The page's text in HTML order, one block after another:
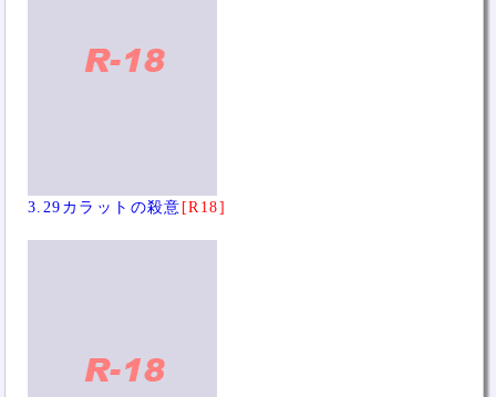
3.29カラットの殺意[R18]